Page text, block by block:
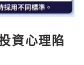
資心理陷